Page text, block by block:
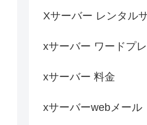
Xサーバー レンタル
xサーバー ワードプ
xサーバー 料金
xサーバーwebメール